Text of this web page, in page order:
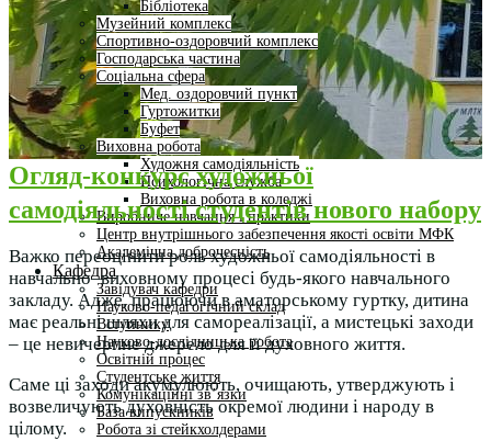
Бібліотека
Музейний комплекс
Спортивно-оздоровчий комплекс
Господарська частина
Соціальна сфера
Мед. оздоровчий пункт
Гуртожитки
Буфет
Виховна робота
Художня самодіяльність
Психологічна служба
Виховна робота в коледжі
Виробниче навчання і практики
Центр внутрішнього забезпечення якості освіти МФК
Академічна доброчесність
Кафедра
Завідувач кафедри
Науково-педагогічний склад
Вступнику
Науково-дослідницька робота
Освітній процес
Студентське життя
Комунікаційні зв’язки
База випускників
Робота зі стейкхолдерами
Огляд-конкурс художньої
самодіяльності студентів нового набору
Важко переоцінити роль художньої самодіяльності в
навчально–виховному процесі будь-якого навчального
закладу. Адже, працюючи в аматорському гуртку, дитина
має реальні шляхи для самореалізації, а мистецькі заходи
– це невичерпне джерело для її духовного життя.
Саме ці заходи акумулюють, очищають, утверджують і
возвеличують духовність окремої людини і народу в
цілому.